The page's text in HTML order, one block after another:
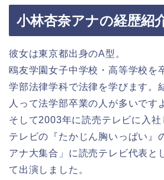
小林杏奈アナの経歴紹
彼女は東京都出身のA型。
鴎友学園女子中学校・高等学校を
学部法律学科で法律を学びます。
人って法学部卒業の人が多いです
そして2003年に読売テレビに入
テレビの『たかじん胸いっぱい』
アナ大集合」に読売テレビ代表と
て出演しました。